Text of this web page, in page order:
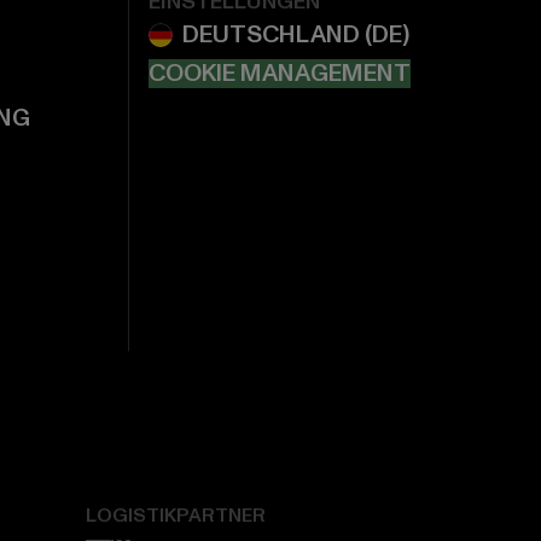
COOKIE MANAGEMENT
LOGISTIKPARTNER